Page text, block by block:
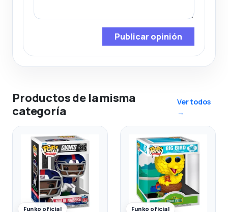
Publicar opinión
Productos de la misma
categoría
Ver todos
→
Funko oficial Funko oficial